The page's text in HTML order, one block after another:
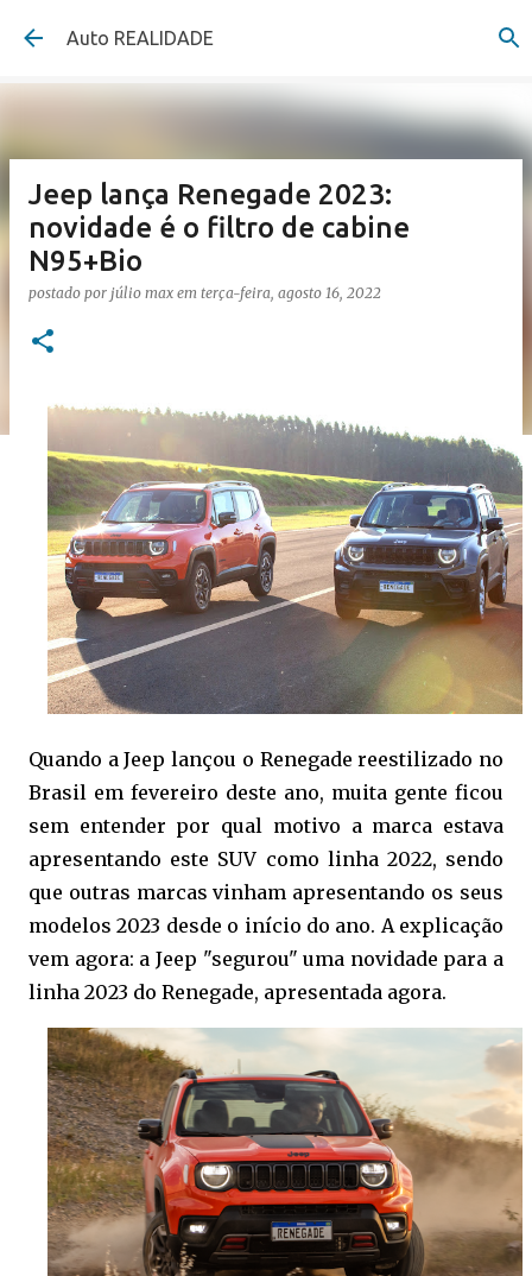
Pular para o conteúdo principal
Auto REALIDADE
Jeep lança Renegade 2023:
novidade é o filtro de cabine
N95+Bio
postado por júlio max em terça-feira, agosto 16, 2022
Quando a Jeep lançou o Renegade reestilizado no
Brasil em fevereiro deste ano, muita gente ficou
sem entender por qual motivo a marca estava
apresentando este SUV como linha 2022, sendo
que outras marcas vinham apresentando os seus
modelos 2023 desde o início do ano. A explicação
vem agora: a Jeep "segurou" uma novidade para a
linha 2023 do Renegade, apresentada agora.